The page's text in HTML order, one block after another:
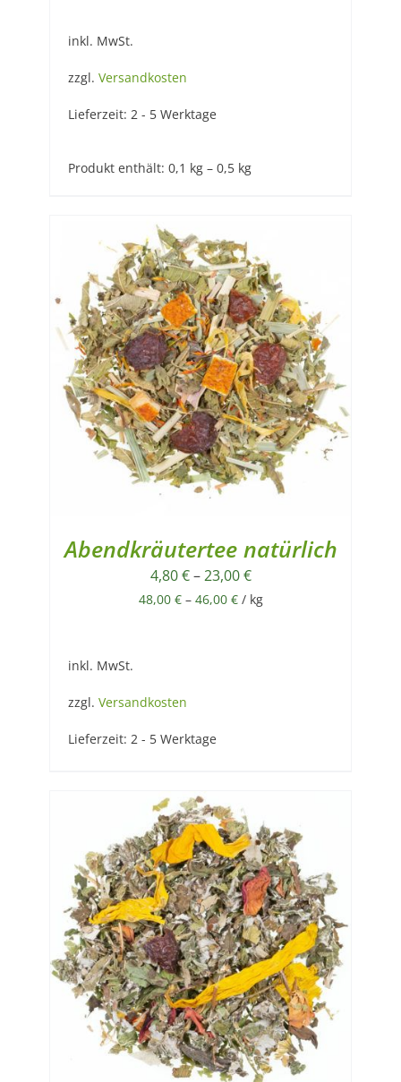
inkl. MwSt.
zzgl. Versandkosten
Lieferzeit: 2 - 5 Werktage
Produkt enthält: 0,1 kg – 0,5 kg
Abendkräutertee natürlich
4,80€–23,00€
48,00 €– 46,00 €/ kg
inkl. MwSt.
zzgl. Versandkosten
Lieferzeit: 2 - 5 Werktage